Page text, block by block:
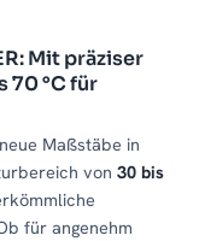
Mit präziser
70 °C für
Maßstäbe in
von 30 bis
für angenehm